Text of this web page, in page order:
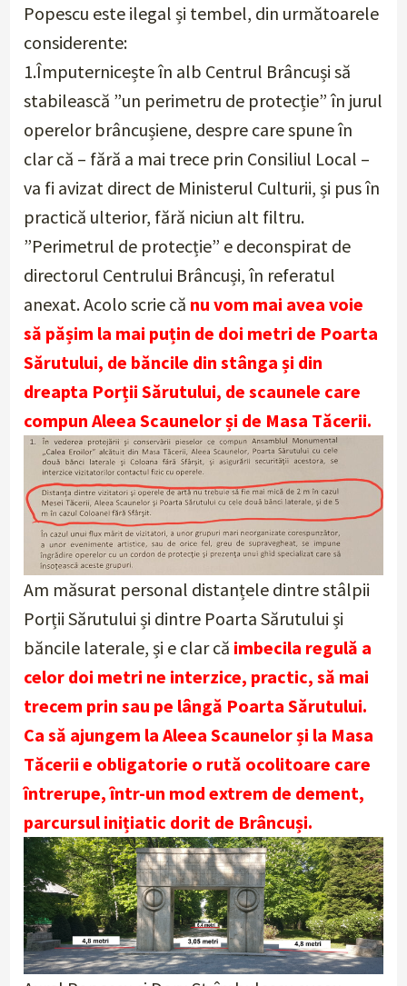
Popescu este ilegal și tembel, din următoarele
considerente:
1.Împuternicește în alb Centrul Brâncuși să
stabilească ”un perimetru de protecție” în jurul
operelor brâncușiene, despre care spune în
clar că – fără a mai trece prin Consiliul Local –
va fi avizat direct de Ministerul Culturii, și pus în
practică ulterior, fără niciun alt filtru.
”Perimetrul de protecție” e deconspirat de
directorul Centrului Brâncuși, în referatul
anexat. Acolo scrie că nu vom mai avea voie
să pășim la mai puțin de doi metri de Poarta
Sărutului, de băncile din stânga și din
dreapta Porții Sărutului, de scaunele care
compun Aleea Scaunelor și de Masa Tăcerii.
Am măsurat personal distanțele dintre stâlpii
Porții Sărutului și dintre Poarta Sărutului și
băncile laterale, și e clar că imbecila regulă a
celor doi metri ne interzice, practic, să mai
trecem prin sau pe lângă Poarta Sărutului.
Ca să ajungem la Aleea Scaunelor și la Masa
Tăcerii e obligatorie o rută ocolitoare care
întrerupe, într-un mod extrem de dement,
parcursul inițiatic dorit de Brâncuși.